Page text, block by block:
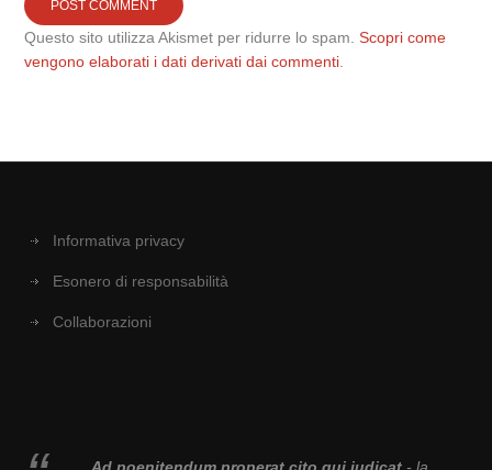
Questo sito utilizza Akismet per ridurre lo spam.Scopri come
vengono elaborati i dati derivati dai commenti
Informativa privacy
Esonero di responsabilità
Collaborazioni